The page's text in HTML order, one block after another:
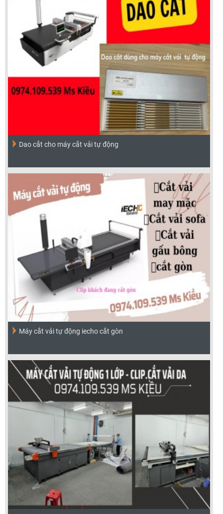
Dao cắt cho máy cắt vải tự động
Máy cắt vải tự động iecho cắt gòn